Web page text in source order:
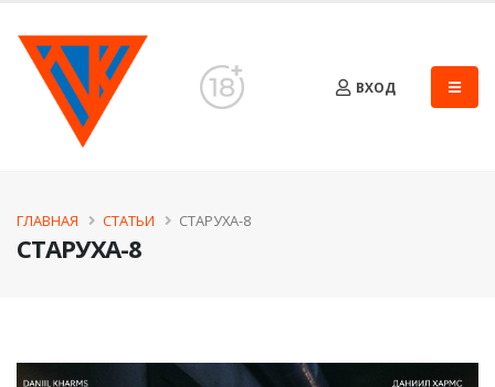
ВХОД
СТАРУХА-8
ГЛАВНАЯ СТАТЬИ СТАРУХА-8